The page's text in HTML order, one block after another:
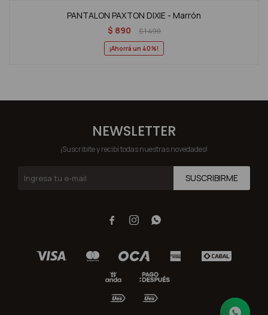
PANTALON PAXTON DIXIE - Marrón
$ 890 $1.490
40
NEWSLETTER
¡Suscribite y recibí todas nuestras novedades!
SUSCRIBIRME
  